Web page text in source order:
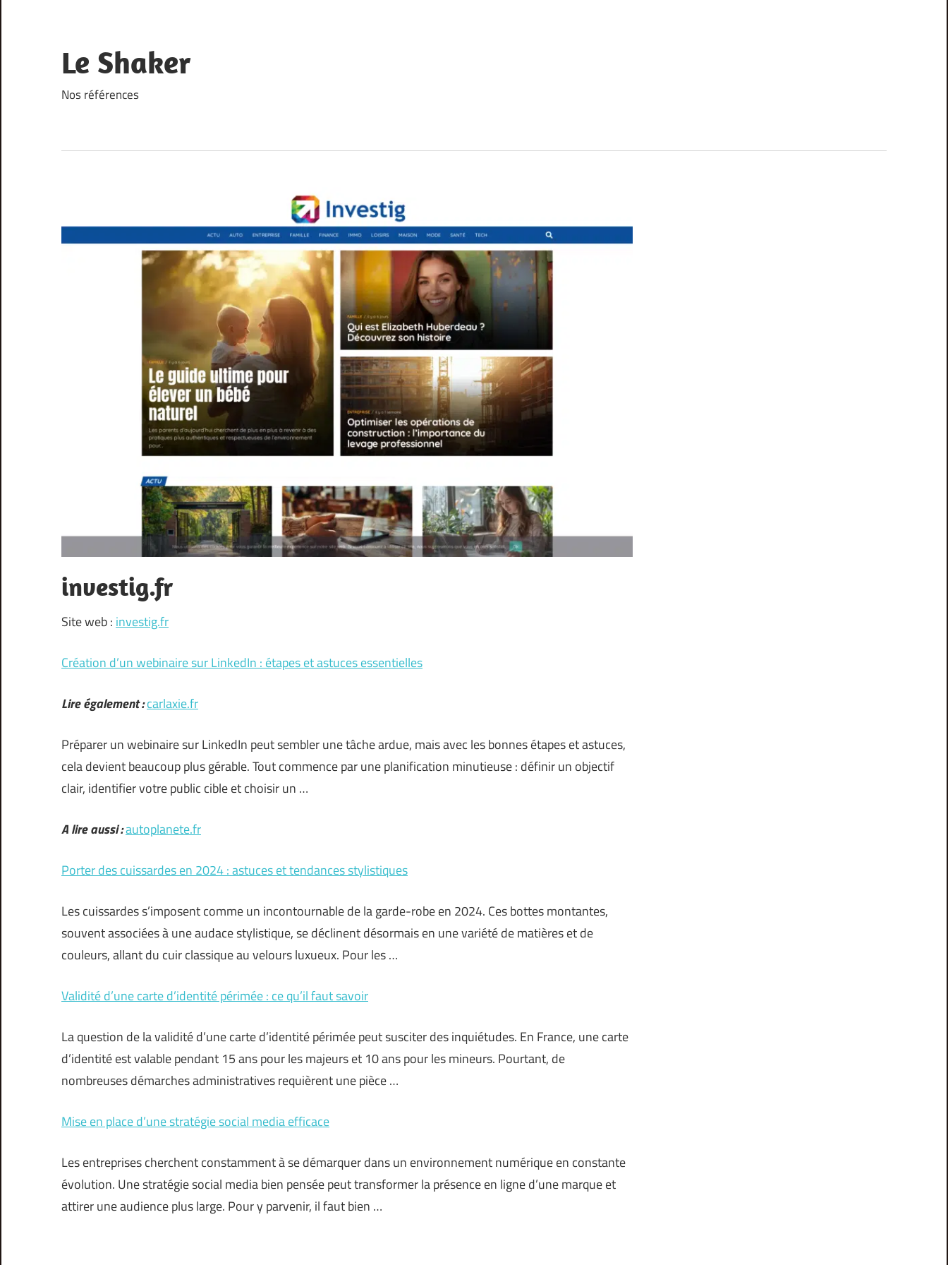
content
Le Shaker
Nos références
investig.fr
Site web : investig.fr
Création d’un webinaire sur LinkedIn : étapes et astuces essentielles
Lire également :carlaxie.fr
Préparer un webinaire sur LinkedIn peut sembler une tâche ardue, mais avec les bonnes étapes et astuces,
cela devient beaucoup plus gérable. Tout commence par une planification minutieuse : définir un objectif
clair, identifier votre public cible et choisir un …
A lire aussi :autoplanete.fr
Porter des cuissardes en 2024 : astuces et tendances stylistiques
Les cuissardes s’imposent comme un incontournable de la garde-robe en 2024. Ces bottes montantes,
souvent associées à une audace stylistique, se déclinent désormais en une variété de matières et de
couleurs, allant du cuir classique au velours luxueux. Pour les …
Validité d’une carte d’identité périmée : ce qu’il faut savoir
La question de la validité d’une carte d’identité périmée peut susciter des inquiétudes. En France, une carte
d’identité est valable pendant 15 ans pour les majeurs et 10 ans pour les mineurs. Pourtant, de
nombreuses démarches administratives requièrent une pièce …
Mise en place d’une stratégie social media efficace
Les entreprises cherchent constamment à se démarquer dans un environnement numérique en constante
évolution. Une stratégie social media bien pensée peut transformer la présence en ligne d’une marque et
attirer une audience plus large. Pour y parvenir, il faut bien …